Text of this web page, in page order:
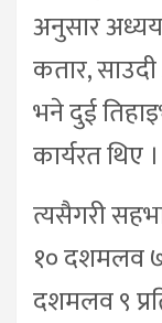
अनुसार
कतार,
भने दुई
कार्यरत थिए ।
त्यसैगरी
१० दशमलव ७
दशमलव ९